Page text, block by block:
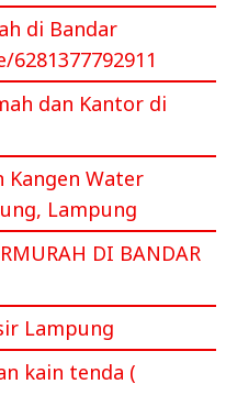
di Bandar
dan Kantor di
Water
Lampung
DI BANDAR
Lampung
kain tenda (